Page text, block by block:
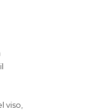
viso,